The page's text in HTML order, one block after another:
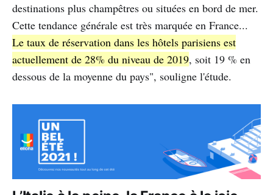
destinations plus champêtres ou situées en bord de mer.
Cette tendance générale est très marquée en France...
Le taux de réservation dans les hôtels parisiens est
actuellement de 28% du niveau de 2019, soit 19 % en
dessous de la moyenne du pays", souligne l'étude.